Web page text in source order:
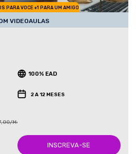
PARA VOCE +1 PARA UM AMIGO
VIDEOAULAS
100% EAD
2 A 12 MESES
Mês
INSCREVA-SE